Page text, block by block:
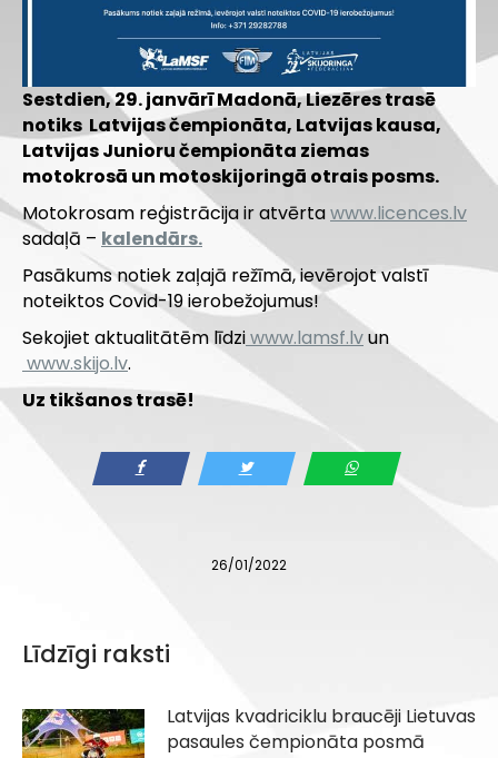
Sestdien, 29. janvārī Madonā, Liezēres trasē
notiks Latvijas čempionāta, Latvijas kausa,
Latvijas Junioru čempionāta ziemas
motokrosā un motoskijoringā otrais posms.
Motokrosam reģistrācija ir atvērtawww.licences.lv
sadaļā – kalendārs.
Pasākums notiek zaļajā režīmā, ievērojot valstī
noteiktos Covid-19 ierobežojumus!
Sekojiet aktualitātēm līdziwww.lamsf.lvun
www.skijo.lv.
Uz tikšanos trasē!
26/01/2022
Līdzīgi raksti
Latvijas kvadriciklu braucēji Lietuvas
pasaules čempionāta posmā